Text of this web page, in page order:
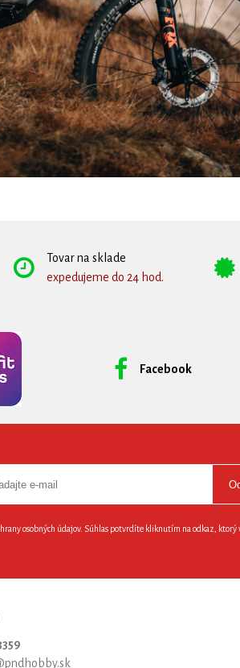
Tovar na sklade
expedujeme do 24 hod.
Facebook
osobných údajov. Súhlas potvrdíte kliknutím na odkaz,